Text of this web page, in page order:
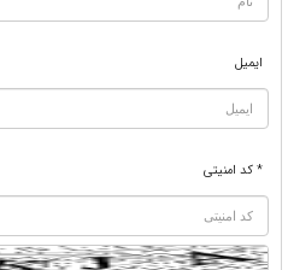
ایمیل
* کد امنیتی